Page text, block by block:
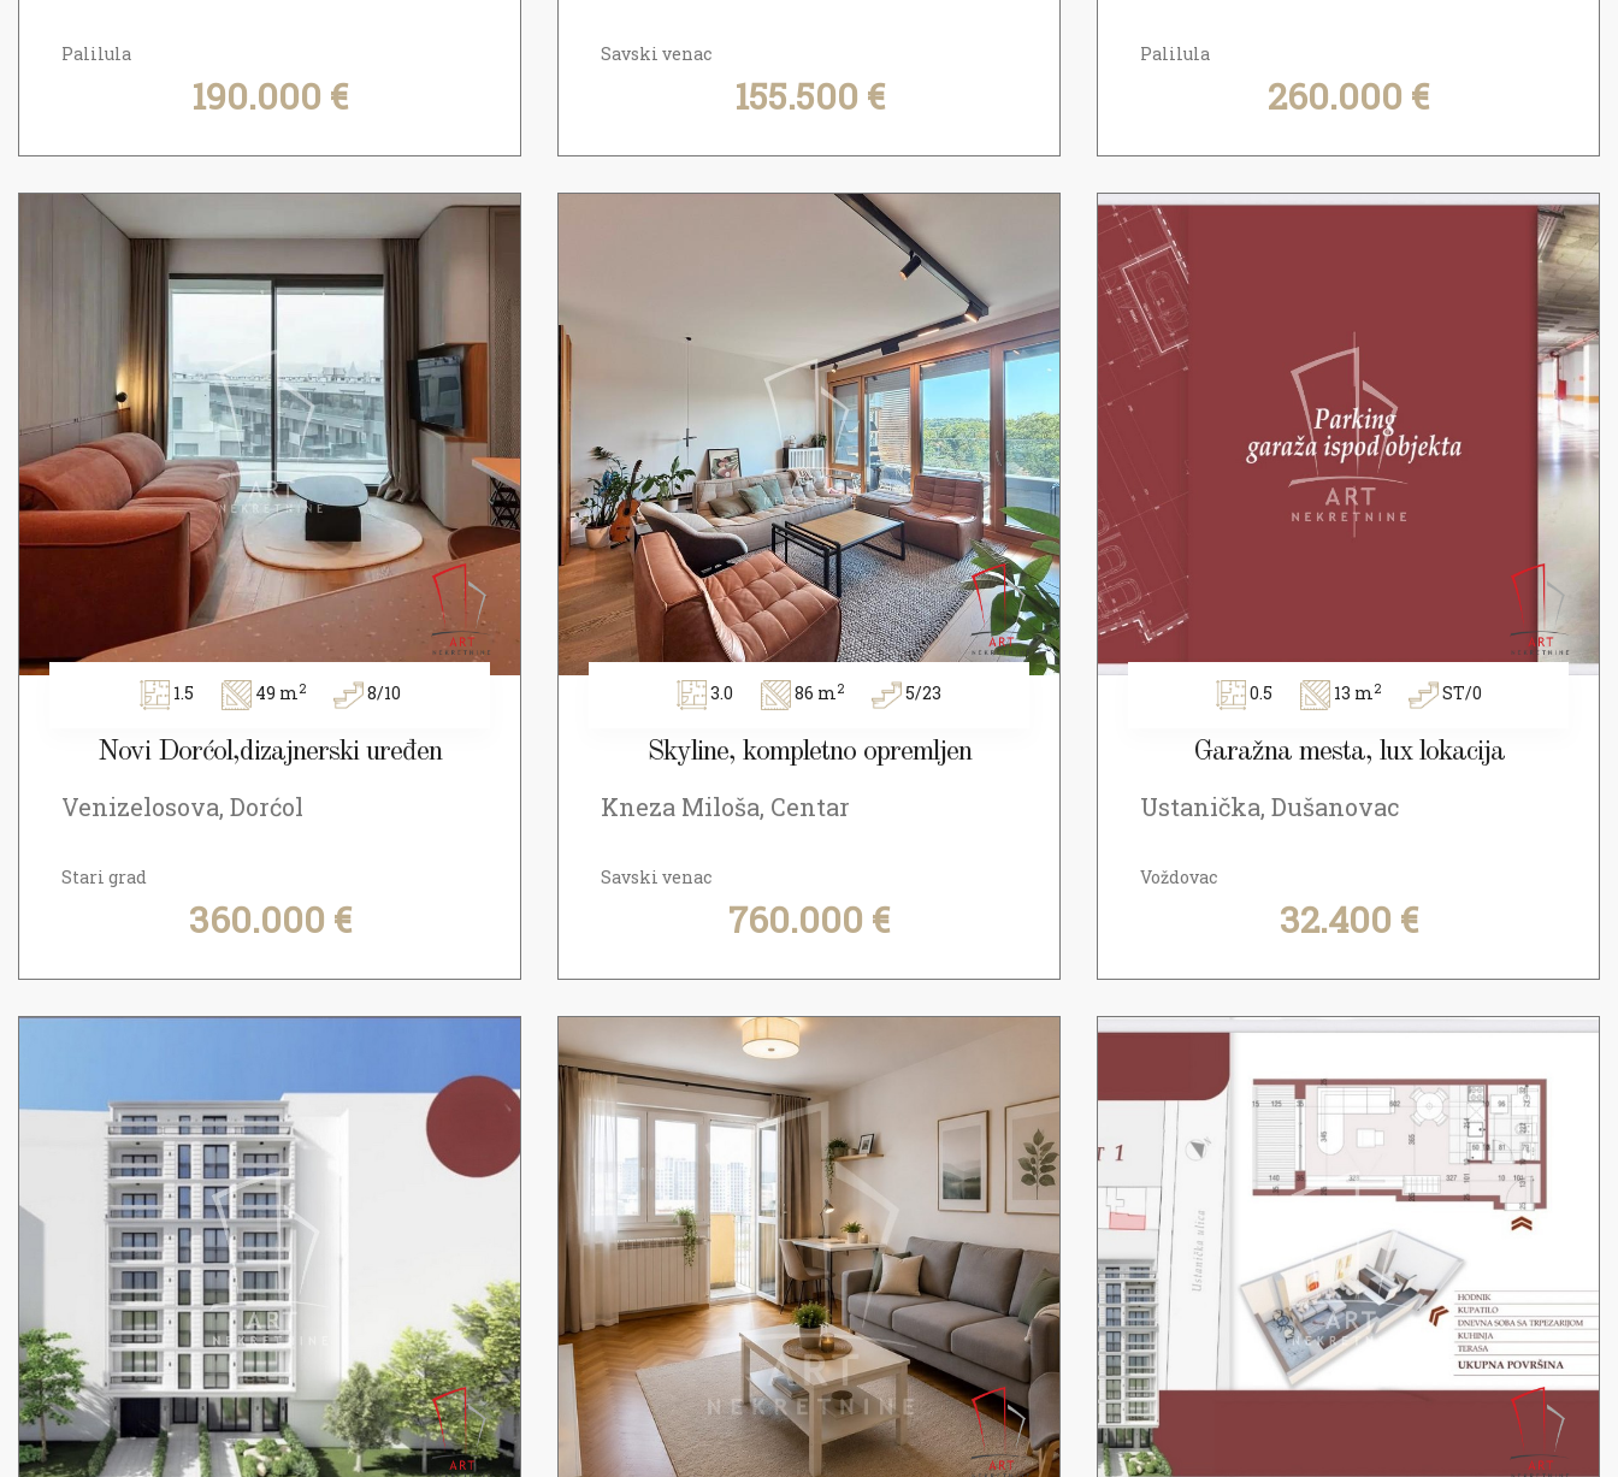
Palilula
190.000 €
Savski venac
155.500 €
Palilula
260.000 €
1.5 49 m2 8/10
Novi Dorćol,dizajnerski uređen
Venizelosova, Dorćol
Stari grad
360.000 €
3.0 86 m2 5/23
Skyline, kompletno opremljen
Kneza Miloša, Centar
Savski venac
760.000 €
0.5 13 m2 ST/0
Garažna mesta, lux lokacija
Ustanička, Dušanovac
Voždovac
32.400 €